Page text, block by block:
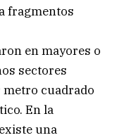
fragmentos
en mayores o
sectores
metro cuadrado
En la
una